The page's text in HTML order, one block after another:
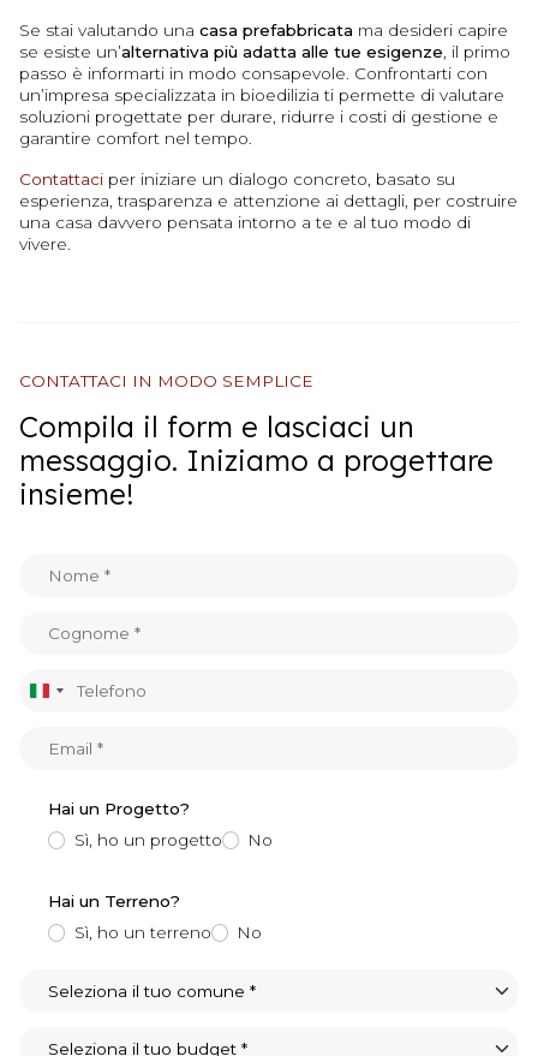
Se stai valutando una casa prefabbricata ma desideri capire
se esiste un’alternativa più adatta alle tue esigenze , il primo
passo è informarti in modo consapevole. Confrontarti con
un’impresa specializzata in bioedilizia ti permette di valutare
soluzioni progettate per durare, ridurre i costi di gestione e
garantire comfort nel tempo.
Contattaci per iniziare un dialogo concreto, basato su
esperienza, trasparenza e attenzione ai dettagli, per costruire
una casa davvero pensata intorno a te e al tuo modo di
vivere.
CONTATTACI IN MODO SEMPLICE
Compila il form e lasciaci un
messaggio. Iniziamo a progettare
insieme!
Italia
Hai un Progetto?
Sì, ho un progetto
No
Hai un Terreno?
Sì, ho un terreno
No